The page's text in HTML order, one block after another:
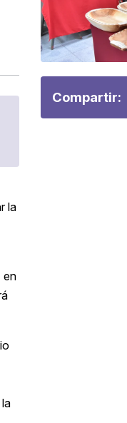
la
en
Compartir: